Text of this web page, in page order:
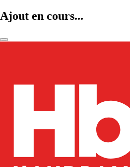
Ajout en cours...